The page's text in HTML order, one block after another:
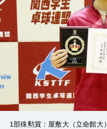
1部殊勲賞：屋敷大（立命館大）